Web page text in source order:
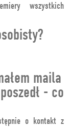
wszystkich
maila
- co
o kontakt z